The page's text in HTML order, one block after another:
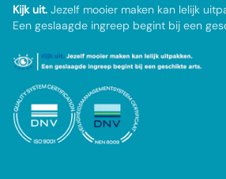
Kijk uit. Jezelf mooier maken kan lelijk
Een geslaagde ingreep begint bij een